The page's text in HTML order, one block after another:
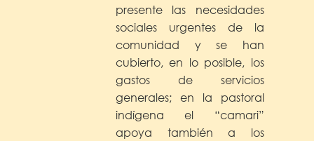
presente las necesidades
sociales urgentes de la
comunidad y se han
cubierto, en lo posible, los
gastos de servicios
generales; en la pastoral
indígena el “camari”
apoya también a los